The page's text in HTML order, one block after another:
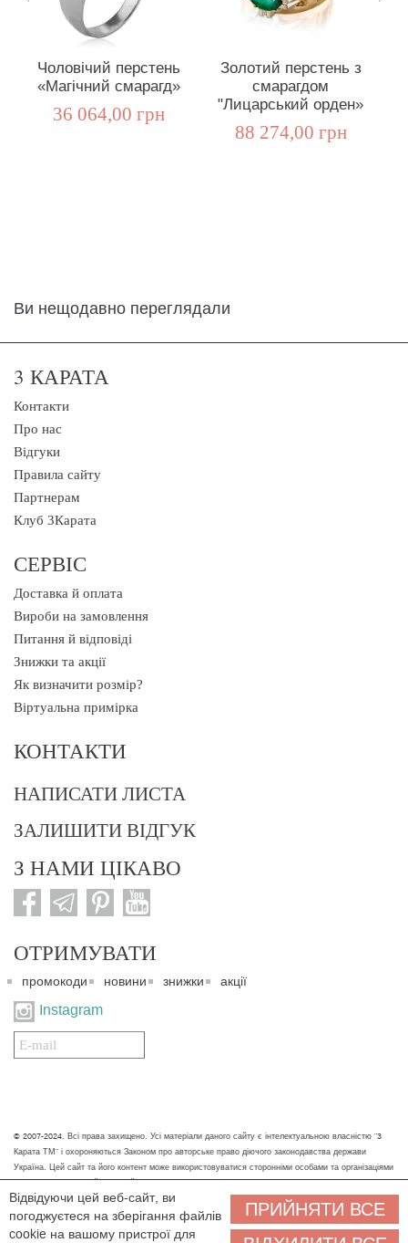
Чоловічий перстень
«Магічний смарагд»
36 064,00 грн
Золотий перстень з
смарагдом
"Лицарський орден»
88 274,00 грн
Ви нещодавно переглядали
3 КАРАТА
Контакти
Про нас
Відгуки
Правила сайту
Партнерам
Клуб 3Карата
СЕРВІС
Доставка й оплата
Вироби на замовлення
Питання й відповіді
Знижки та акції
Як визначити розмір?
Віртуальна примірка
КОНТАКТИ
НАПИСАТИ ЛИСТА
ЗАЛИШИТИ ВІДГУК
З НАМИ ЦІКАВО
ОТРИМУВАТИ
промокоди новини знижки акції
Instagram
Подписаться
на
© 2007-2024. Всі права захищено. Усі матеріали даного сайту є інтелектуальною власністю "3
Карата ТМ" і охороняються Законом про авторське право діючого законодавства держави
Україна. Цей сайт та його контент може використовуватися сторонніми особами та організаціями
тільки для некомерційних цілей. Будь-яке завантаження, копіювання, друк та інше використання
матеріалів даного сайту для некомерційних цілей повинно супроводжуватись працюючим
посиланням або іншим зазначенням на джерело.
Відвідуючи цей веб-сайт, ви
погоджуєтеся на зберігання файлів
cookie на вашому пристрої для
ПРИЙНЯТИ ВСЕ